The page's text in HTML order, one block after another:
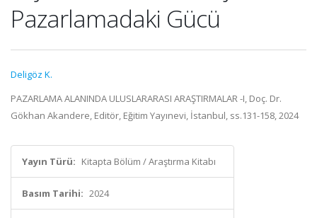
Pazarlamadaki Gücü
Deligöz K.
PAZARLAMA ALANINDA ULUSLARARASI ARAŞTIRMALAR -I, Doç. Dr.
Gökhan Akandere, Editör, Eğitim Yayınevi, İstanbul, ss.131-158, 2024
Yayın Türü: Kitapta Bölüm / Araştırma Kitabı
Basım Tarihi: 2024